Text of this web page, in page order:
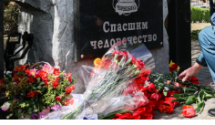
гражданской обороны. На
произошла авария на
станции, ему было 26 лет.
АВАРИИ ЧЕРНОБЫЛЬ